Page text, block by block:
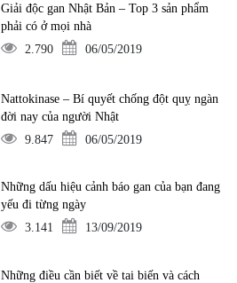
Giải độc gan Nhật Bản – Top 3 sản phẩm
phải có ở mọi nhà
2.790
06/05/2019
Nattokinase – Bí quyết chống đột quỵ ngàn
đời nay của người Nhật
9.847
06/05/2019
Những dấu hiệu cảnh báo gan của bạn đang
yếu đi từng ngày
3.141
13/09/2019
Những điều cần biết về tai biến và cách